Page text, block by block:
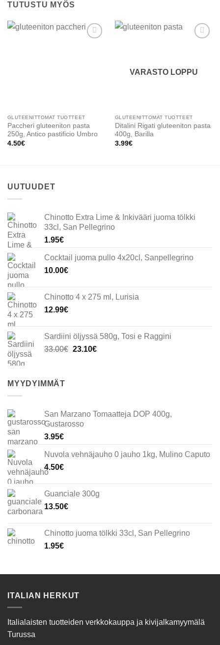
TUTUSTU MYÖS
GLUTEENITTOMAT TUOTTEET
Paccheri gluteeniton pasta
250g, Antico pastificio Umbro
4.50€
VARASTO LOPPU
GLUTEENITTOMAT TUOTTEET
Ditalini Rigati gluteeniton pasta
400g, Barilla
3.99€
UUTUUDET
Chinotto Extra Lime & Inkivääri juoma tölkki
33cl, San Pellegrino
1.95€
Cocktail juoma pullo 4x20cl, Sanpellegrino
10.00€
Chinotto 4 x 275 ml, Lurisia
12.99€
Sardiini öljyssä 580g, Tosi e Raggini
33.00€ Alkuperäinen
23.10€Nykyinen
MYYDYIMMÄT
San Marzano Tomaatteja DOP 400g,
Gustarosso
3.95€
Nuvola vehnäjauho 0 jauho 1kg, Mulino Caputo
4.50€
Guanciale 300g
13.50€
Chinotto juoma tölkki 33cl, San Pellegrino
1.95€
ITALIAN HERKUT
Italialaisten tuotteiden verkkokauppa ja kivijalkamyymälä
Turussa